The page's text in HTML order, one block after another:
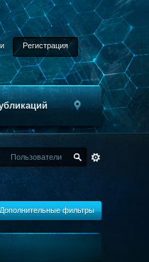
Регистрация
Пользователи
фильтры